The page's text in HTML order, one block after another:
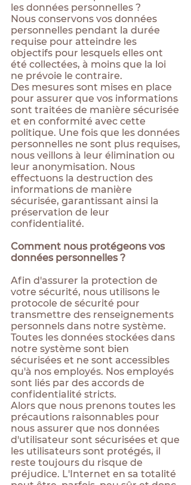
les données personnelles ?
Nous conservons vos données
personnelles pendant la durée
requise pour atteindre les
objectifs pour lesquels elles ont
été collectées, à moins que la loi
ne prévoie le contraire.
Des mesures sont mises en place
pour assurer que vos informations
sont traitées de manière sécurisée
et en conformité avec cette
politique. Une fois que les données
personnelles ne sont plus requises,
nous veillons à leur élimination ou
leur anonymisation. Nous
effectuons la destruction des
informations de manière
sécurisée, garantissant ainsi la
préservation de leur
confidentialité.
Comment nous protégeons vos
données personnelles ?
Afin d'assurer la protection de
votre sécurité, nous utilisons le
protocole de sécurité pour
transmettre des renseignements
personnels dans notre système.
Toutes les données stockées dans
notre système sont bien
sécurisées et ne sont accessibles
qu'à nos employés. Nos employés
sont liés par des accords de
confidentialité stricts.
Alors que nous prenons toutes les
précautions raisonnables pour
nous assurer que nos données
d'utilisateur sont sécurisées et que
les utilisateurs sont protégés, il
reste toujours du risque de
préjudice. L'Internet en sa totalité